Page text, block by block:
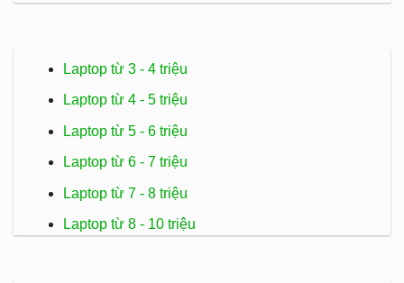
Laptop từ 3 - 4 triệu
Laptop từ 4 - 5 triệu
Laptop từ 5 - 6 triệu
Laptop từ 6 - 7 triệu
Laptop từ 7 - 8 triệu
Laptop từ 8 - 10 triệu